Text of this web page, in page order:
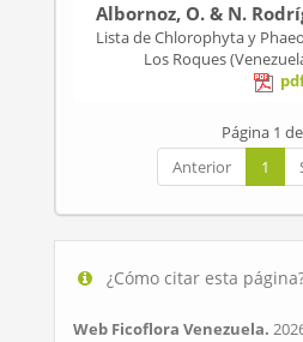
Albornoz, O. & N.
Lista de Chlorophyta y
Los Roques
Página 1
Anterior
1
¿Cómo citar esta
Web Ficoflora Venezuela.